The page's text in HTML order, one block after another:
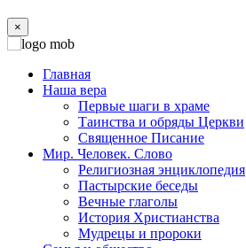
×
Главная
Наша вера
Первые шаги в храме
Таинства и обряды Церкви
Священное Писание
Мир. Человек. Слово
Религиозная энциклопедия
Пастырские беседы
Вечные глаголы
История Христианства
Мудрецы и пророки